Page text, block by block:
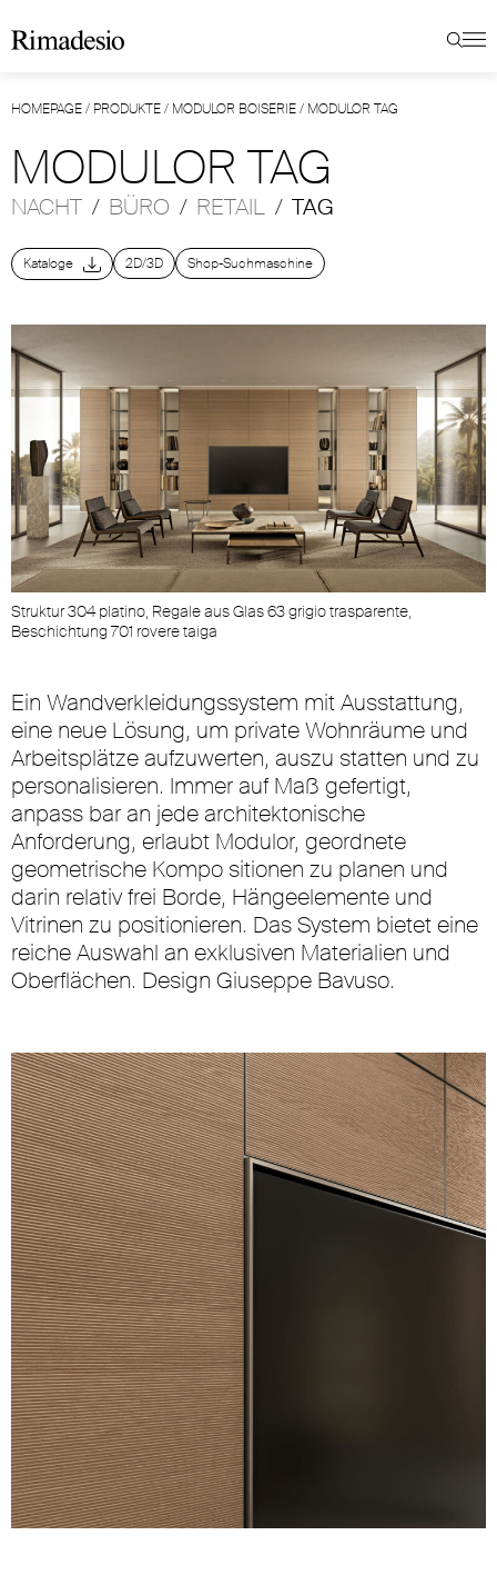
HOMEPAGE/ PRODUKTE/ MODULOR BOISERIE/ MODULOR TAG
MODULOR TAG
NACHT / BÜRO / RETAIL / TAG
Kataloge 2D/3D Shop-Suchmaschine
Struktur 304 platino, Regale aus Glas 63 grigio trasparente,
Beschichtung 701 rovere taiga
Ein Wandverkleidungssystem mit Ausstattung,
eine neue Lösung, um private Wohnräume und
Arbeitsplätze aufzuwerten, auszu statten und zu
personalisieren. Immer auf Maß gefertigt,
anpass bar an jede architektonische
Anforderung, erlaubt Modulor, geordnete
geometrische Kompo sitionen zu planen und
darin relativ frei Borde, Hängeelemente und
Vitrinen zu positionieren. Das System bietet eine
reiche Auswahl an exklusiven Materialien und
Oberflächen. Design Giuseppe Bavuso.